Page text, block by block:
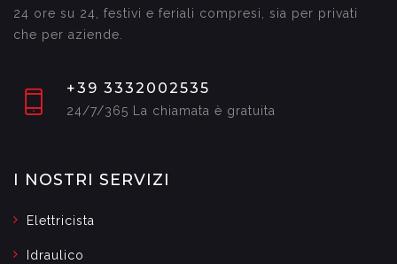
24 ore su 24, festivi e feriali compresi, sia per privati
che per aziende.
+39 3332002535
24/7/365 La chiamata è gratuita
I NOSTRI SERVIZI
Elettricista
Idraulico